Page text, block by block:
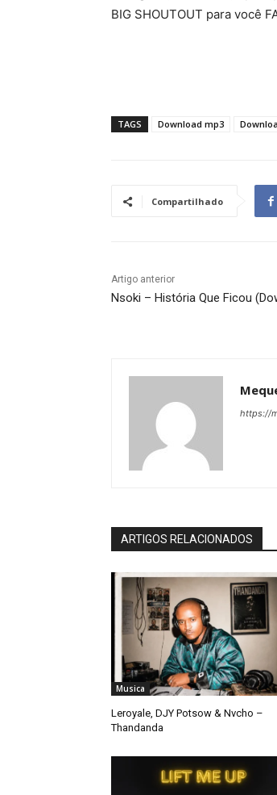
BIG SHOUTOUT para você
TAGS Download mp3
Compartilhado
Artigo anterior
Nsoki – História Que Ficou
https://
ARTIGOS RELACIONADOS
Musica
Leroyale, DJY Potsow & Nvcho –
Thandanda